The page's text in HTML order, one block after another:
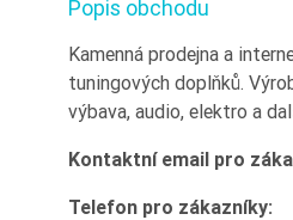
Popis obchodu
Kamenná prodejna a
tuningových doplňků.
výbava, audio, elektro a
Kontaktní email pro
Telefon pro zákazníky: